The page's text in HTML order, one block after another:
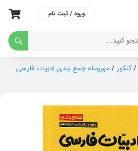
ورود / ثبت نام
/کنکور/مهروماه جمع بندی ادبیات فارسی